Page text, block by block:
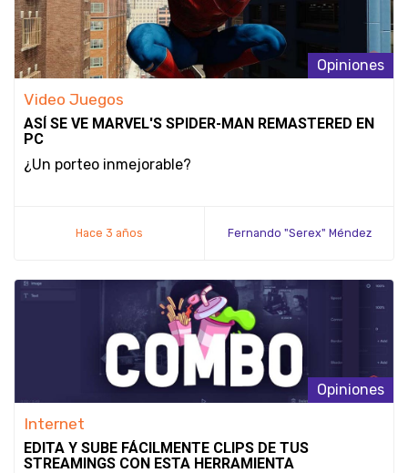
Opiniones
Video Juegos
ASÍ SE VE MARVEL'S SPIDER-MAN REMASTERED EN
PC
¿Un porteo inmejorable?
Hace 3 años Fernando "Serex" Méndez
Opiniones
Internet
EDITA Y SUBE FÁCILMENTE CLIPS DE TUS
STREAMINGS CON ESTA HERRAMIENTA